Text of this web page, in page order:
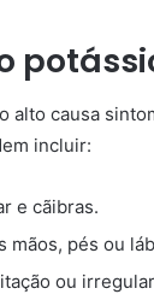
alto causa
incluir:
e cãibras.
mãos, pés ou
ou